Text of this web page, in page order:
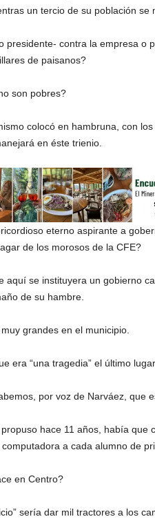
un tercio de su población se
contra la empresa o
de paisanos?
son pobres?
colocó en hambruna, con los
en éste trienio.
eterno aspirante a
de los morosos de la CFE?
aquí se instituyera un gobierno
de su hambre.
grandes en el municipio.
era “una tragedia” el último
por voz de Narváez, que
hace 11 años, había que
a cada alumno de
en Centro?
sería dar mil tractores a los